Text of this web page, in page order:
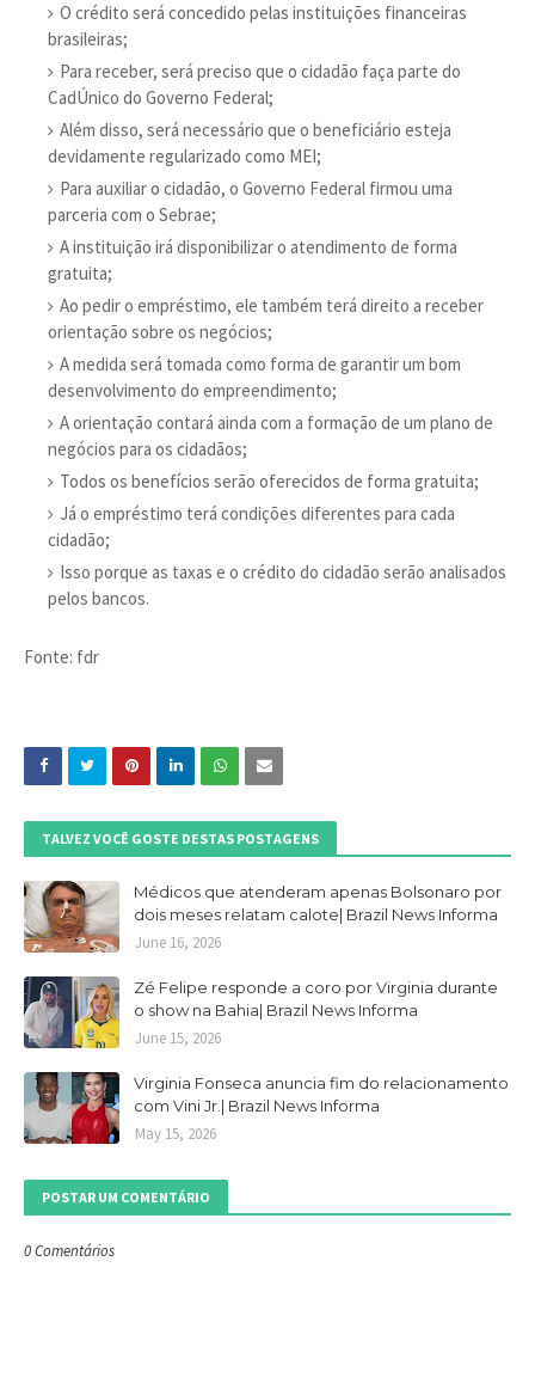
O crédito será concedido pelas instituições financeiras
brasileiras;
Para receber, será preciso que o cidadão faça parte do
CadÚnico do Governo Federal;
Além disso, será necessário que o beneficiário esteja
devidamente regularizado como MEI;
Para auxiliar o cidadão, o Governo Federal firmou uma
parceria com o Sebrae;
A instituição irá disponibilizar o atendimento de forma
gratuita;
Ao pedir o empréstimo, ele também terá direito a receber
orientação sobre os negócios;
A medida será tomada como forma de garantir um bom
desenvolvimento do empreendimento;
A orientação contará ainda com a formação de um plano de
negócios para os cidadãos;
Todos os benefícios serão oferecidos de forma gratuita;
Já o empréstimo terá condições diferentes para cada
cidadão;
Isso porque as taxas e o crédito do cidadão serão analisados
pelos bancos.
Fonte: fdr
TALVEZ VOCÊ GOSTE DESTAS POSTAGENS
Médicos que atenderam apenas Bolsonaro por
dois meses relatam calote| Brazil News Informa
June 16, 2026
Zé Felipe responde a coro por Virginia durante
o show na Bahia| Brazil News Informa
June 15, 2026
Virginia Fonseca anuncia fim do relacionamento
com Vini Jr.| Brazil News Informa
May 15, 2026
POSTAR UM COMENTÁRIO
0 Comentários